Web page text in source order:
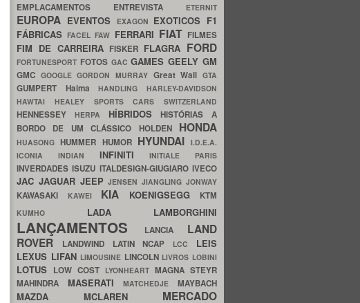
EMPLACAMENTOS ENTREVISTA ETERNIT
EUROPA EVENTOS EXAGON EXOTICOS F1
FÁBRICASFACELFAW FERRARI FIAT FILMES
FIM DE CARREIRA FISKER FLAGRA FORD
FORTUNESPORT FOTOS GACGAMESGEELYGM
GMC GOOGLEGORDON MURRAY Great WallGTA
GUMPERT HaimaHANDLINGHARLEY-DAVIDSON
HAWTAI HEALEY SPORTS CARS SWITZERLAND
HENNESSEY HERPA HÍBRIDOSHISTÓRIAS A
BORDO DE UM CLÁSSICO HOLDEN HONDA
HUASONGHUMMER HUMOR HYUNDAI I.D.E.A.
ICONIA INDIAN INFINITIINITIALE PARIS
INVERDADESISUZU ITALDESIGN-GIUGIAROIVECO
JAC JAGUAR JEEPJENSENJIANGLINGJONWAY
KAWASAKI KAWEI KIA KOENIGSEGG KTM
KUMHO LADA LAMBORGHINI
LANÇAMENTOS LANCIA LAND
ROVER
LANDWIND LATIN NCAP LCC LEIS
LEXUS LIFAN LIMOUSINE LINCOLN LIVROS LOBINI
LOTUS LOW COST LYONHEART MAGNA STEYR
MAHINDRA MASERATIMATCHEDJEMAYBACH
MAZDA MCLAREN MERCADO